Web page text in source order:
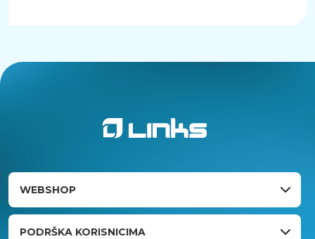
WEBSHOP
PODRŠKA KORISNICIMA